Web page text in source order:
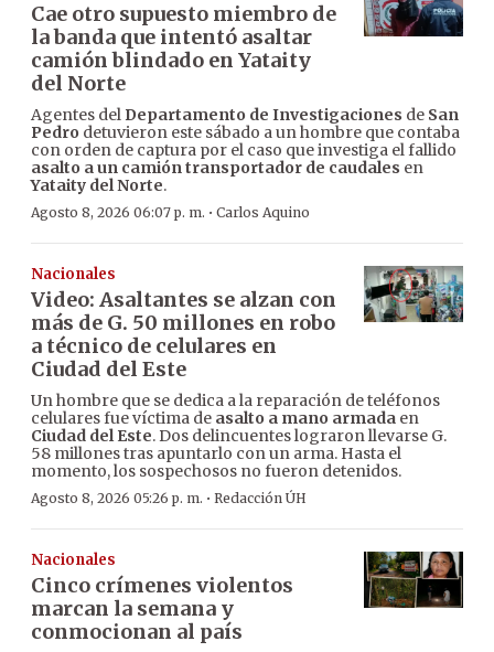
Cae otro supuesto miembro de
la banda que intentó asaltar
camión blindado en Yataity
del Norte
Agentes del Departamento de Investigaciones de San
Pedro detuvieron este sábado a un hombre que contaba
con orden de captura por el caso que investiga el fallido
asalto a un camión transportador de caudales en
Yataity del Norte.
Agosto 8, 2026 06:07 p. m. · Carlos Aquino
Nacionales
Video: Asaltantes se alzan con
más de G. 50 millones en robo
a técnico de celulares en
Ciudad del Este
Un hombre que se dedica a la reparación de teléfonos
celulares fue víctima de asalto a mano armada en
Ciudad del Este. Dos delincuentes lograron llevarse G.
58 millones tras apuntarlo con un arma. Hasta el
momento, los sospechosos no fueron detenidos.
Agosto 8, 2026 05:26 p. m. · Redacción ÚH
Nacionales
Cinco crímenes violentos
marcan la semana y
conmocionan al país